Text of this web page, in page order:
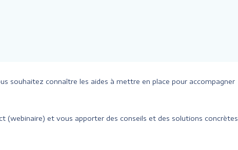
souhaitez connaître les aides à mettre en place pour accompagner
et vous apporter des conseils et des solutions concrètes.